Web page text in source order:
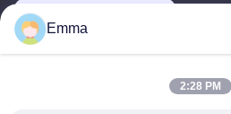
Emma
2:28 PM